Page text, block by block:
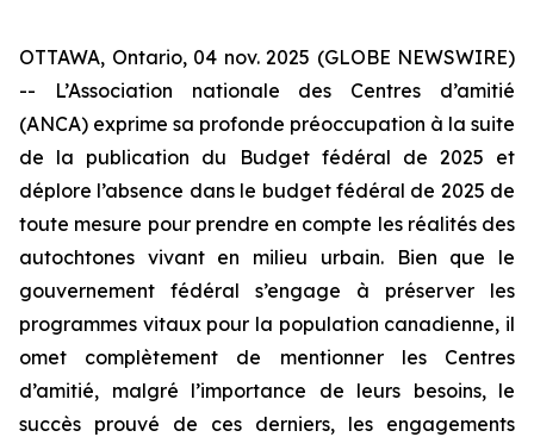
OTTAWA, Ontario, 04 nov. 2025 (GLOBE NEWSWIRE)
-- L’Association nationale des Centres d’amitié
(ANCA) exprime sa profonde préoccupation à la suite
de la publication du Budget fédéral de 2025 et
déplore l’absence dans le budget fédéral de 2025 de
toute mesure pour prendre en compte les réalités des
autochtones vivant en milieu urbain. Bien que le
gouvernement fédéral s’engage à préserver les
programmes vitaux pour la population canadienne, il
omet complètement de mentionner les Centres
d’amitié, malgré l’importance de leurs besoins, le
succès prouvé de ces derniers, les engagements